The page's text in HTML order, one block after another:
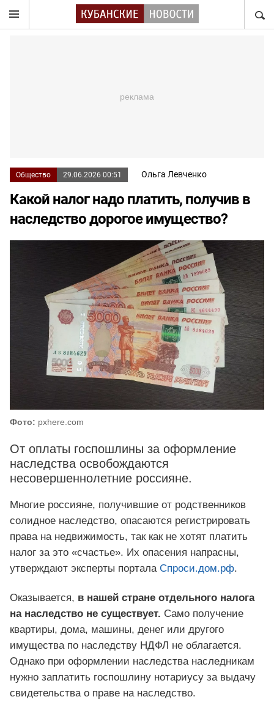
Общество 29.06.2026 00:51 Ольга Левченко
Какой налог надо платить, получив в
наследство дорогое имущество?
Фото: pxhere.com
От оплаты госпошлины за оформление
наследства освобождаются
несовершеннолетние россияне.
Многие россияне, получившие от родственников
солидное наследство, опасаются регистрировать
права на недвижимость, так как не хотят платить
налог за это «счастье». Их опасения напрасны,
утверждают эксперты портала Спроси.дом.рф.
Оказывается, в нашей стране отдельного налога
на наследство не существует. Само получение
квартиры, дома, машины, денег или другого
имущества по наследству НДФЛ не облагается.
Однако при оформлении наследства наследникам
нужно заплатить госпошлину нотариусу за выдачу
свидетельства о праве на наследство.